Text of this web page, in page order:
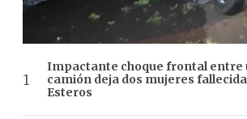
Impactante choque frontal entre
camión deja dos mujeres
Esteros